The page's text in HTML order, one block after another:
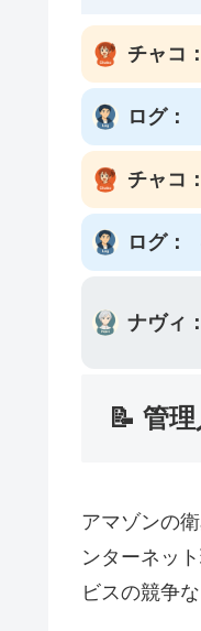
チャコ：
ログ：
チャコ：
ログ：
ナヴィ：
📝 管
アマゾンの
ンターネッ
ビスの競争